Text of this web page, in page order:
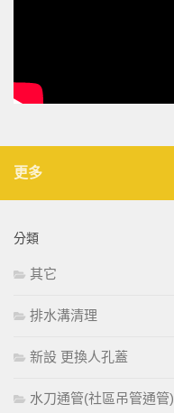
更多
分類
其它
排水溝清理
新設 更換人孔蓋
水刀通管(社區吊管通管)